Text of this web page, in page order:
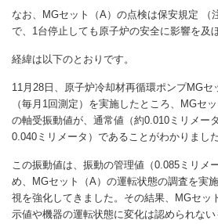
なお、MGセット（A）の点検は保安規定 （
で、1台停止しても原子炉の安全に影響を及
経緯は以下のとおりです。
11月28日、原子炉冷却材再循環ポンプMGセ
（毎月1回測定）を実施したところ、MGセ
の軸受振動値が、通常値（約0.010ミリメー
0.040ミリメータ）であることがわかりました
この振動値は、振動の管理値（0.085ミリメ
め、MGセット（A）の運転状態の調査を実
視を強化してきました。その結果、MGセッ
示値や機器の運転状態に変化は認められな